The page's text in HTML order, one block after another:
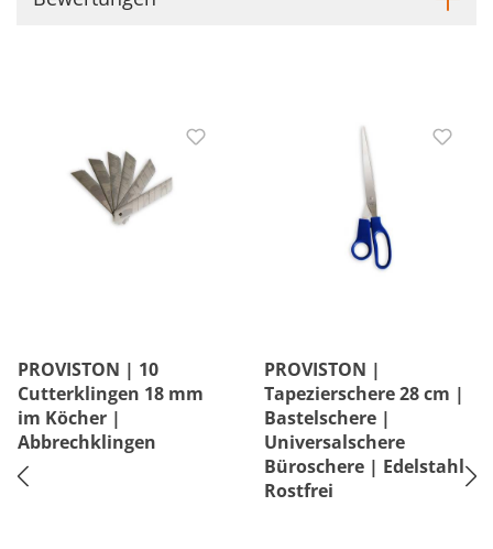
PROVISTON | 10
Cutterklingen 18 mm
im Köcher |
Abbrechklingen
PROVISTON |
Tapezierschere 28 cm |
Bastelschere |
Universalschere
Büroschere | Edelstahl
Rostfrei